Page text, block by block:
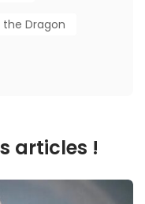
the Dragon
articles !